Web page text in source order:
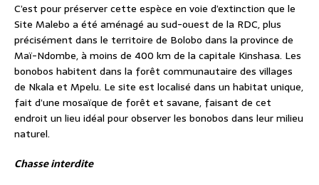
C’est pour préserver cette espèce en voie d’extinction que le
Site Malebo a été aménagé au sud-ouest de la RDC, plus
précisément dans le territoire de Bolobo dans la province de
Maï-Ndombe, à moins de 400 km de la capitale Kinshasa. Les
bonobos habitent dans la forêt communautaire des villages
de Nkala et Mpelu. Le site est localisé dans un habitat unique,
fait d’une mosaïque de forêt et savane, faisant de cet
endroit un lieu idéal pour observer les bonobos dans leur milieu
naturel.
Chasse interdite